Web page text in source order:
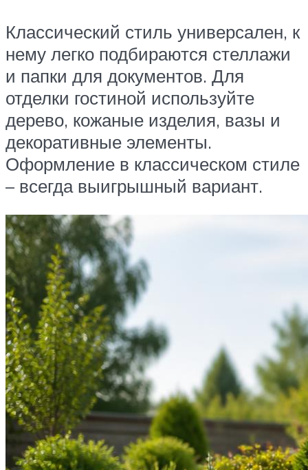
Классический стиль универсален, к
нему легко подбираются стеллажи
и папки для документов. Для
отделки гостиной используйте
дерево, кожаные изделия, вазы и
декоративные элементы.
Оформление в классическом стиле
– всегда выигрышный вариант.